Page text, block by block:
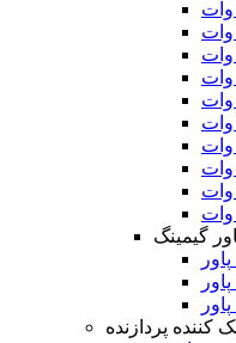
گیمینگ
کننده پردازنده